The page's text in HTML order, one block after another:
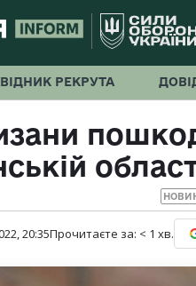
РЕКРУТА
20:35Прочитаєте за: < 1 хв.